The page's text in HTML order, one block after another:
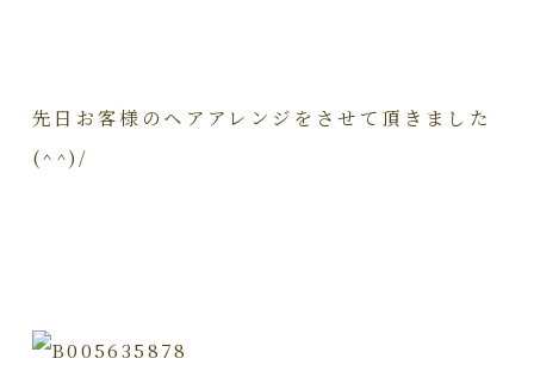
先日お客様のヘアアレンジをさせて頂きました
(^^)/